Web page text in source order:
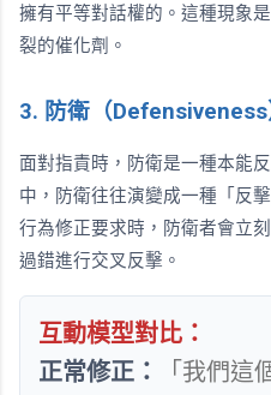
擁有平等對話權的。這種現象
裂的催化劑。
3. 防衛（
面對指責時，防衛是一種本能
中，防衛往往演變成一種「反
行為修正要求時，防衛者會立
過錯進行交叉反擊。
互動模型對比：
正常修正：
「我們這